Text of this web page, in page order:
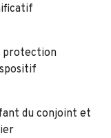
protection
du conjoint et